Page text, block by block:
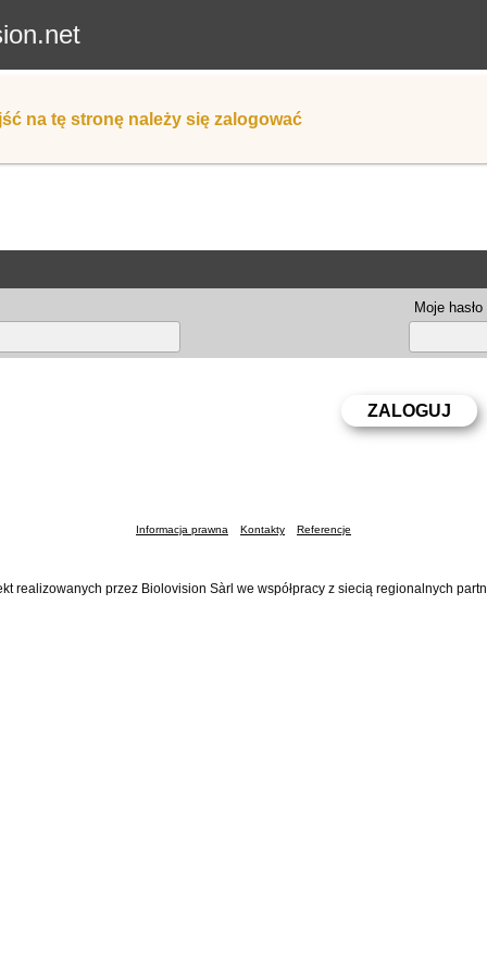
na tę stronę należy się zalogować
Moje hasło
Informacja prawna Kontakty Referencje
realizowanych przez Biolovision Sàrl we współpracy z siecią regionalnych